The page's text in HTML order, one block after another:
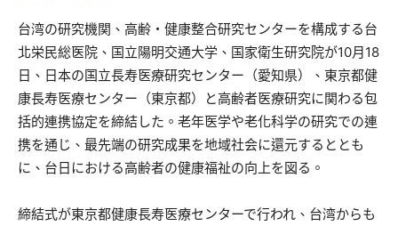
台湾の研究機関、高齢・健康整合研究センターを構成する台
北栄民総医院、国立陽明交通大学、国家衛生研究院が10月18
日、日本の国立長寿医療研究センター（愛知県）、東京都健
康長寿医療センター（東京都）と高齢者医療研究に関わる包
括的連携協定を締結した。老年医学や老化科学の研究での連
携を通じ、最先端の研究成果を地域社会に還元するととも
に、台日における高齢者の健康福祉の向上を図る。
締結式が東京都健康長寿医療センターで行われ、台湾からも